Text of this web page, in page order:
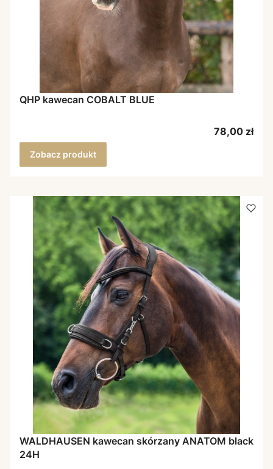
QHP kawecan COBALT BLUE
Cena
78,00 zł
Zobacz produkt
WALDHAUSEN kawecan skórzany ANATOM black
24H